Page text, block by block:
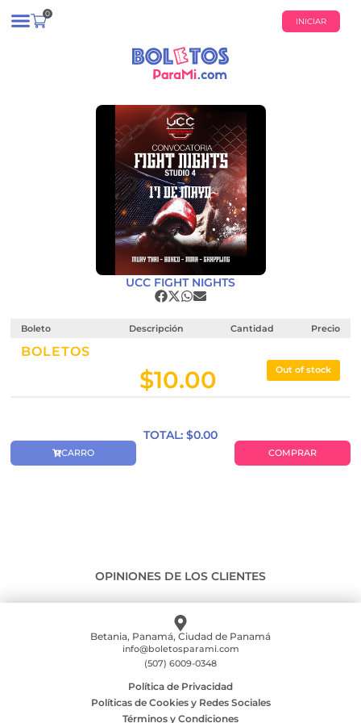
0
INICIAR
UCC FIGHT NIGHTS
Boleto Descripción Cantidad Precio
BOLETOS
$10.00 Out of stock
TOTAL: $0.00
CARRO COMPRAR
OPINIONES DE LOS CLIENTES
Betania, Panamá, Ciudad de Panamá
info@boletosparami.com
(507) 6009-0348
Política de Privacidad
Políticas de Cookies y Redes Sociales
Términos y Condiciones